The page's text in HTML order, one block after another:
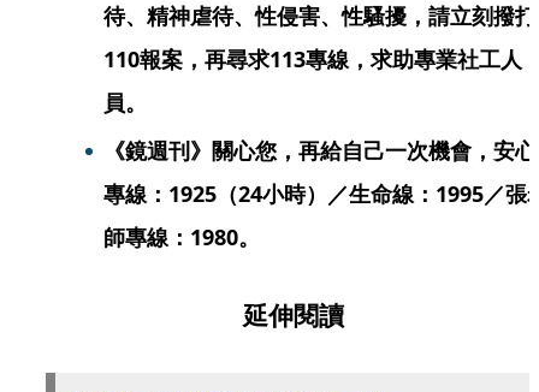
待、精神虐待、性侵害、性騷擾，請立刻撥打
110報案，再尋求113專線，求助專業社工人
員。
《鏡週刊》關心您，再給自己一次機會，安心
專線：1925（24小時）／生命線：1995／張
師專線：1980。
延伸閱讀